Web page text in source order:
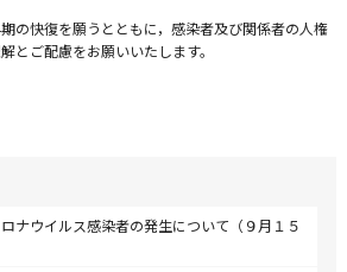
の快復を願うとともに，感染者及び関係者の人権
とご配慮をお願いいたします。
ナウイルス感染者の発生について（９月１５